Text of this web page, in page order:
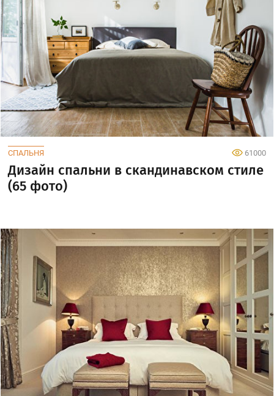
СПАЛЬНЯ 61000
Дизайн спальни в скандинавском стиле
(65 фото)